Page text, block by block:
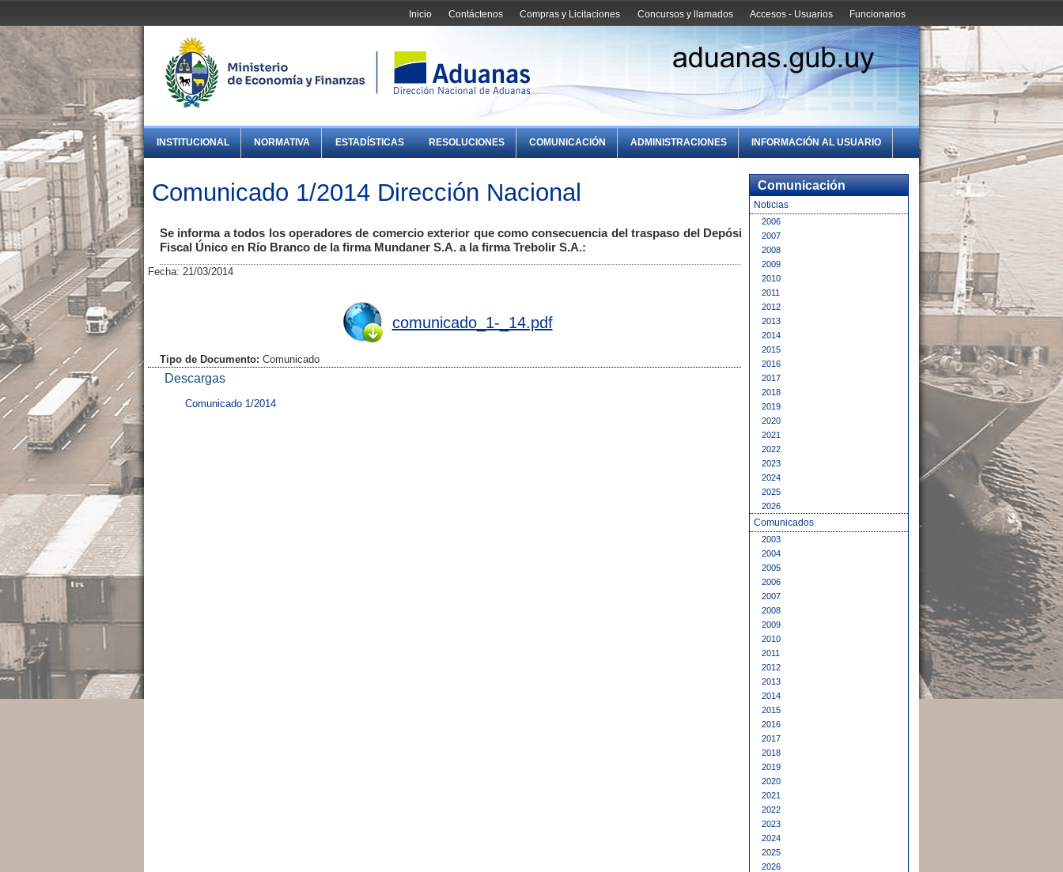
Funcionarios
Accesos - Usuarios
Concursos y llamados
Compras y Licitaciones
Contáctenos
Inicio
INSTITUCIONAL NORMATIVA ESTADÍSTICAS RESOLUCIONES COMUNICACIÓN ADMINISTRACIONES INFORMACIÓN AL USUARIO
Comunicado 1/2014 Dirección Nacional
Se informa a todos los operadores de comercio exterior que como consecuencia del traspaso del Depósito
Fiscal Único en Río Branco de la firma Mundaner S.A. a la firma Trebolir S.A.:
Fecha: 21/03/2014
comunicado_1-_14.pdf
Tipo de Documento: Comunicado
Descargas
Comunicado 1/2014
Comunicación
Noticias
2006
2007
2008
2009
2010
2011
2012
2013
2014
2015
2016
2017
2018
2019
2020
2021
2022
2023
2024
2025
2026
Comunicados
2003
2004
2005
2006
2007
2008
2009
2010
2011
2012
2013
2014
2015
2016
2017
2018
2019
2020
2021
2022
2023
2024
2025
2026